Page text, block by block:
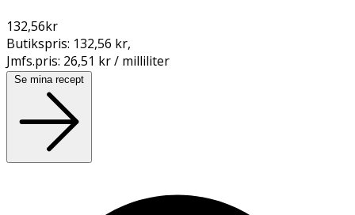
132,56kr
Butikspris: 132,56 kr,
Jmfs.pris: 26,51 kr / milliliter
Se mina recept